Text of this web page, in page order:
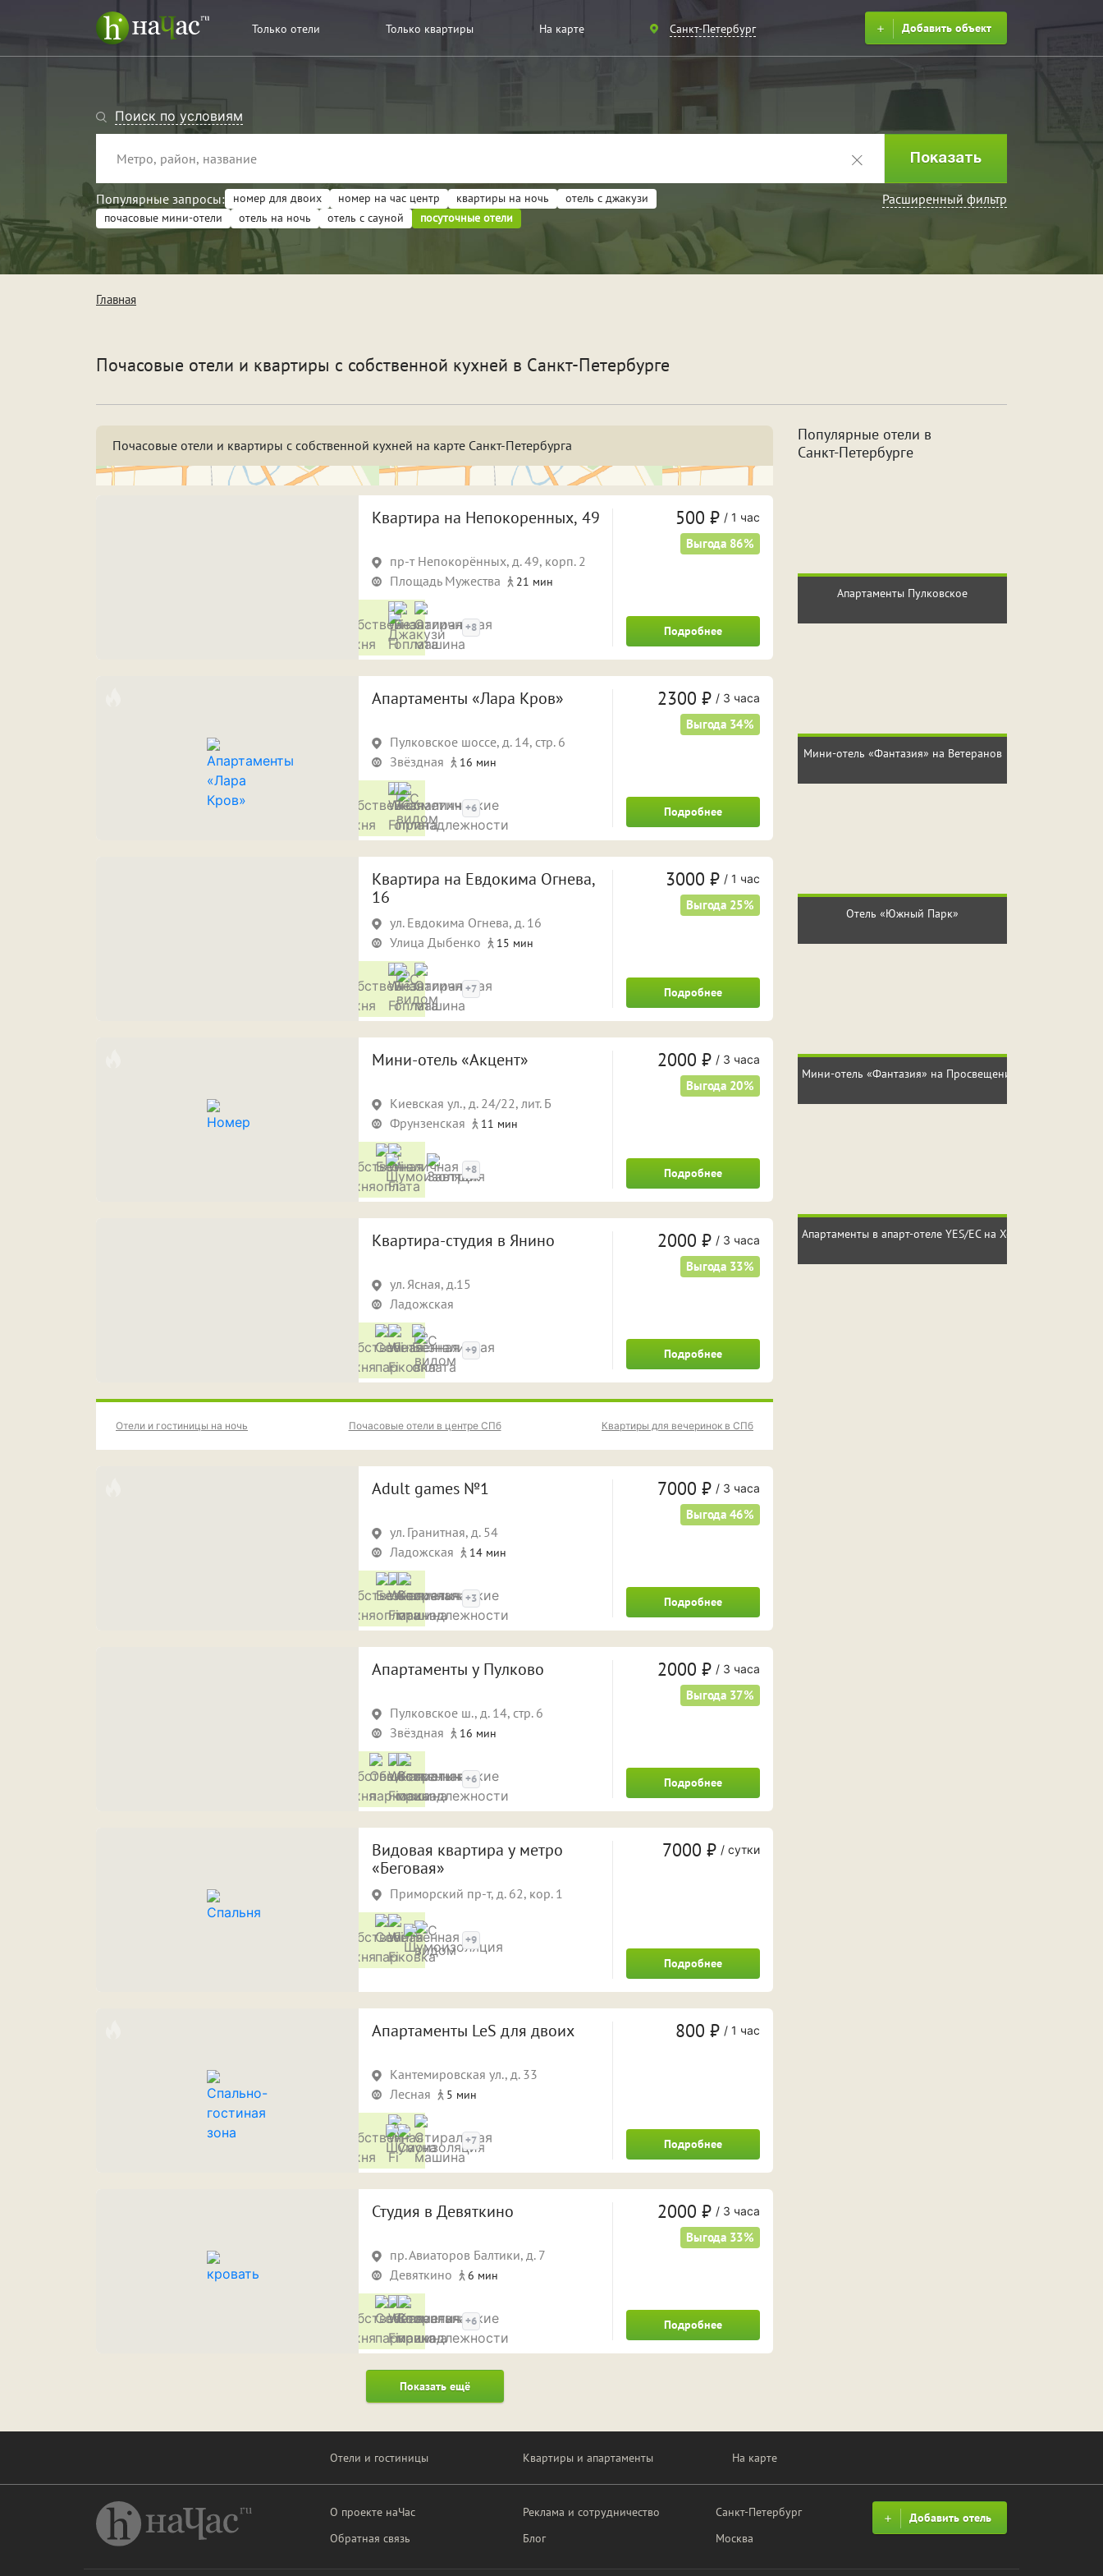
Только отели Только квартиры На карте Санкт-Петербург
Санкт-
Москва
Добавить объект
Поиск по условиям
Популярные запросы: номер для двоих номер на час центр квартиры на ночь
отель с джакузи
почасовые мини-отели
отель на ночь отель с сауной посуточные отели
Расширенный фильтр
Поводы
Свидание
Поспать и отдохнуть
Для новобрачных
Джакузи
Срок аренды На двое суток На трое суток
3 часа
4 часа 5 часов
9 часов
На ночь
Главная
Почасовые отели и квартиры с собственной кухней в Санкт-Петербурге
Почасовые отели и квартиры с собственной кухней на карте Санкт-Петербурга
Квартира на Непокоренных, 49
пр-т Непокорённых, д. 49, корп. 2
Площадь Мужества
21 мин
Удобства
+8
500 ₽ / 1 час
Выгода 86%
Подробнее
Апартаменты «Лара Кров»
Пулковское шоссе, д. 14, стр. 6
Звёздная
16 мин
Удобства
+6
2300 ₽ / 3 часа
Выгода 34%
Подробнее
Квартира на Евдокима Огнева,
16
ул. Евдокима Огнева, д. 16
Улица Дыбенко
15 мин
Удобства
+7
3000 ₽ / 1 час
Выгода 25%
Подробнее
Мини-отель «Акцент»
Киевская ул., д. 24/22, лит. Б
Фрунзенская
11 мин
Удобства
+8
2000 ₽ / 3 часа
Выгода 20%
Подробнее
Квартира-студия в Янино
ул. Ясная, д.15
Ладожская
Удобства
+9
2000 ₽ / 3 часа
Выгода 33%
Подробнее
Отели и гостиницы на ночь Почасовые отели в центре СПб Квартиры для вечеринок в СПб
Adult games №1
ул. Гранитная, д. 54
Ладожская
14 мин
Удобства
+3
7000 ₽ / 3 часа
Выгода 46%
Подробнее
Апартаменты у Пулково
Пулковское ш., д. 14, стр. 6
Звёздная
16 мин
Удобства
+6
2000 ₽ / 3 часа
Выгода 37%
Подробнее
Видовая квартира у метро
«Беговая»
Приморский пр-т, д. 62, кор. 1
Удобства
+9
7000 ₽ / сутки
Подробнее
Апартаменты LeS для двоих
Кантемировская ул., д. 33
Лесная
5 мин
Удобства
+7
800 ₽ / 1 час
Подробнее
Студия в Девяткино
пр. Авиаторов Балтики, д. 7
Девяткино
6 мин
Удобства
+6
2000 ₽ / 3 часа
Выгода 33%
Подробнее
Показать ещё
Популярные отели в
Санкт-Петербурге
Апартаменты Пулковское
Мини-отель «Фантазия» на Ветеранов
Отель «Южный Парк»
Мини-отель «Фантазия» на Просвещения
Апартаменты в апарт-отеле YES/ЕС на Хошимина
Отели и гостиницы Квартиры и апартаменты На карте
О проекте наЧас
Обратная связь
Реклама и сотрудничество
Блог
Санкт-Петербург
Москва
Добавить отель